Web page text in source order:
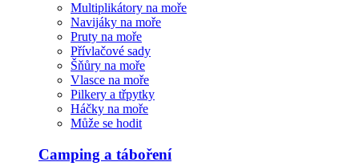
Multiplikátory na moře
Navijáky na moře
Pruty na moře
Přívlačové sady
Šňůry na moře
Vlasce na moře
Pilkery a třpytky
Háčky na moře
Může se hodit
Camping a táboření